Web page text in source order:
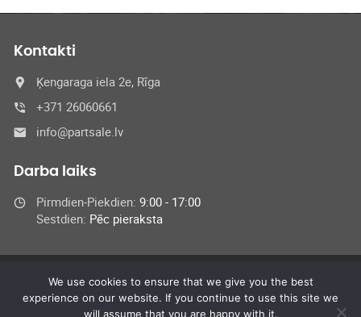
Kontakti
Ķengaraga iela 2e, Rīga
+371 26060661
info@partsale.lv
Darba laiks
Pirmdien-Piekdien: 9:00 - 17:00
Sestdien: Pēc pieraksta
© 2024 SIA Medel,
All Rights Reserved
We use cookies to ensure that we give you the best
experience on our website. If you continue to use this site we
will assume that you are happy with it.